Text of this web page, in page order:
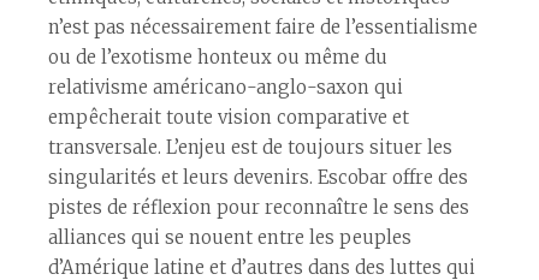
n’est pas nécessairement faire de l’essentialisme
ou de l’exotisme honteux ou même du
relativisme américano-anglo-saxon qui
empêcherait toute vision comparative et
transversale. L’enjeu est de toujours situer les
singularités et leurs devenirs. Escobar offre des
pistes de réflexion pour reconnaître le sens des
alliances qui se nouent entre les peuples
d’Amérique latine et d’autres dans des luttes qui